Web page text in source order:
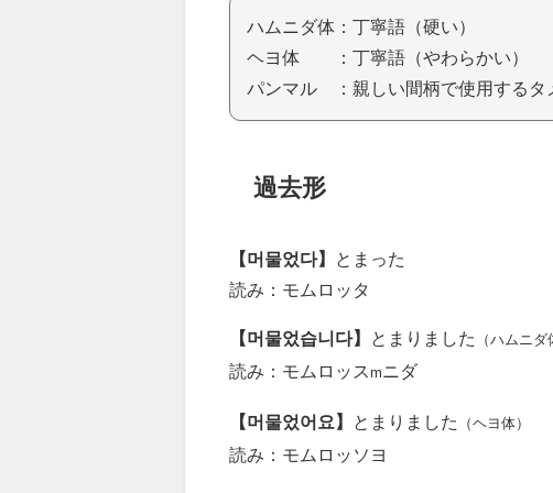
ハムニダ体：丁寧語（硬い）
ヘヨ体 ：丁寧語（やわらかい）
パンマル ：親しい間柄で使用するタ
過去形
【머물었다】
とまった
読み：モムロッタ
【머물었습니다】 とまりました （ハムニダ
読み：モムロッス m ニダ
【머물었어요】 とまりました （ヘヨ体）
読み：モムロッソヨ